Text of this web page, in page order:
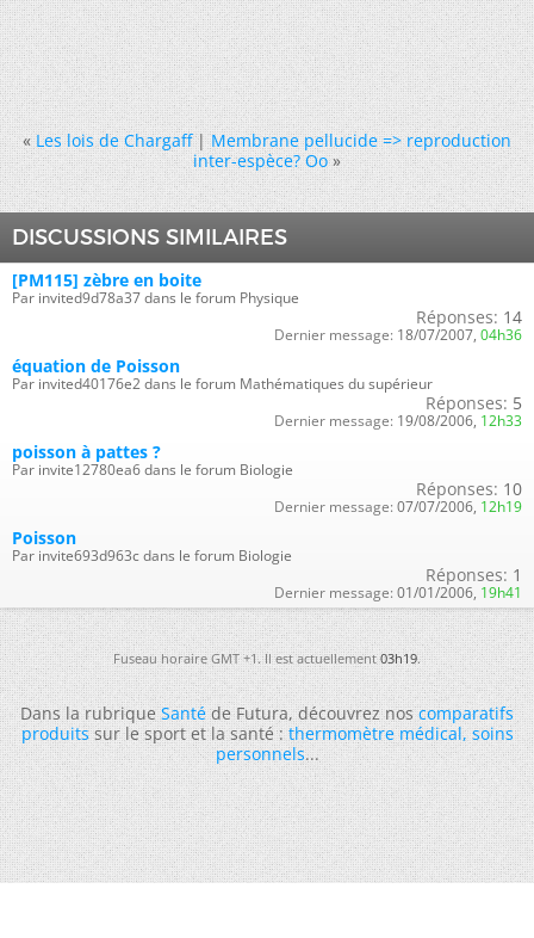
« Les lois de Chargaff|Membrane pellucide => reproduction
inter-espèce? Oo »
DISCUSSIONS SIMILAIRES
[PM115] zèbre en boite
Par invited9d78a37 dans le forum Physique
Réponses: 14
Dernier message: 18/07/2007, 04h36
équation de Poisson
Par invited40176e2 dans le forum Mathématiques du supérieur
Réponses: 5
Dernier message: 19/08/2006, 12h33
poisson à pattes ?
Par invite12780ea6 dans le forum Biologie
Réponses: 10
Dernier message: 07/07/2006, 12h19
Poisson
Par invite693d963c dans le forum Biologie
Réponses: 1
Dernier message: 01/01/2006, 19h41
Fuseau horaire GMT +1. Il est actuellement03h19.
Dans la rubriqueSantéde Futura, découvrez noscomparatifs
produitssur le sport et la santé :thermomètre médical,soins
personnels...